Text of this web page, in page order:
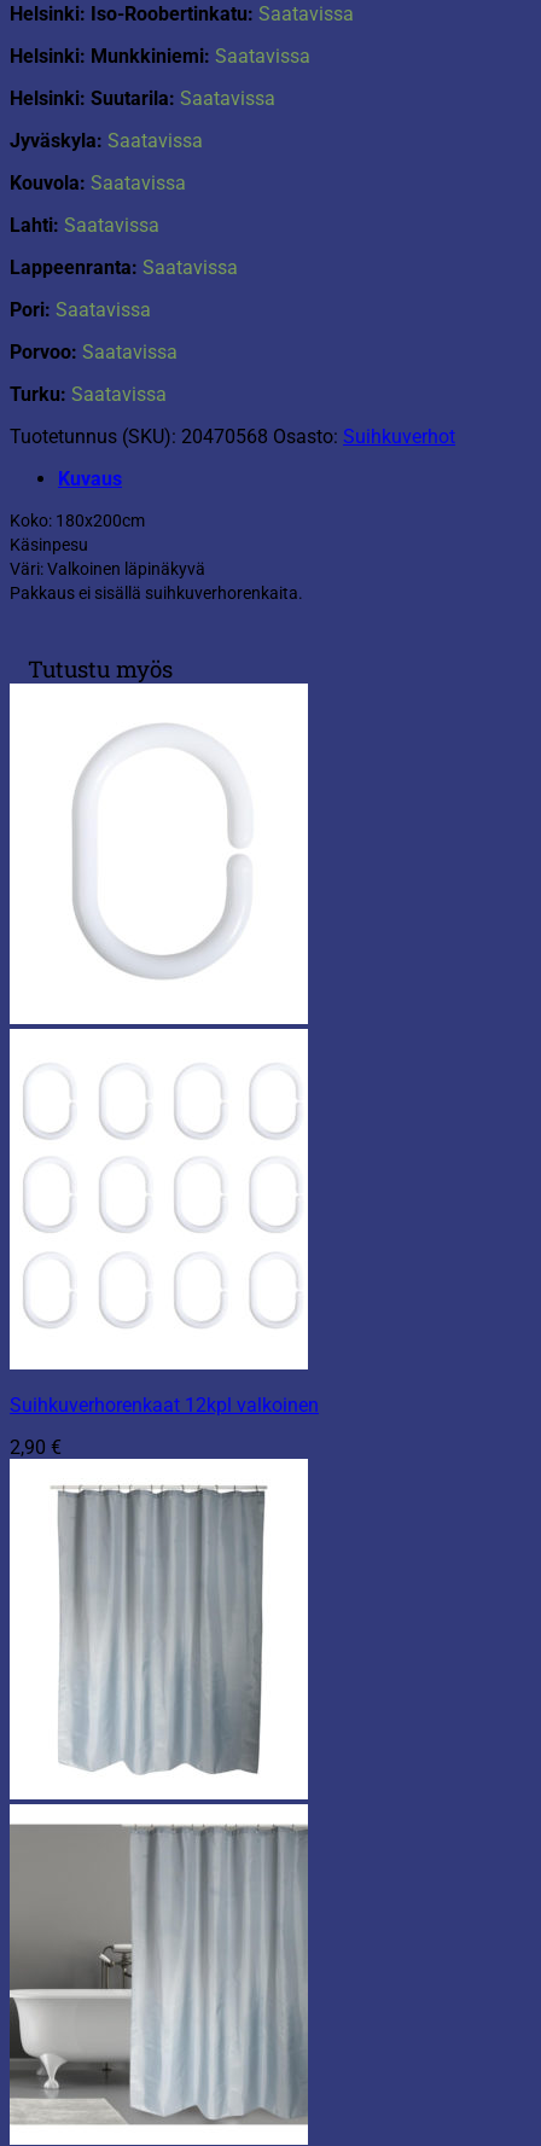
Helsinki: Iso-Roobertinkatu: Saatavissa
Helsinki: Munkkiniemi: Saatavissa
Helsinki: Suutarila: Saatavissa
Jyväskyla: Saatavissa
Kouvola: Saatavissa
Lahti: Saatavissa
Lappeenranta: Saatavissa
Pori: Saatavissa
Porvoo: Saatavissa
Turku: Saatavissa
Tuotetunnus (SKU): 20470568 Osasto: Suihkuverhot
Kuvaus
Koko: 180x200cm
Käsinpesu
Väri: Valkoinen läpinäkyvä
Pakkaus ei sisällä suihkuverhorenkaita.
Tutustu myös
Suihkuverhorenkaat 12kpl valkoinen
2,90 €